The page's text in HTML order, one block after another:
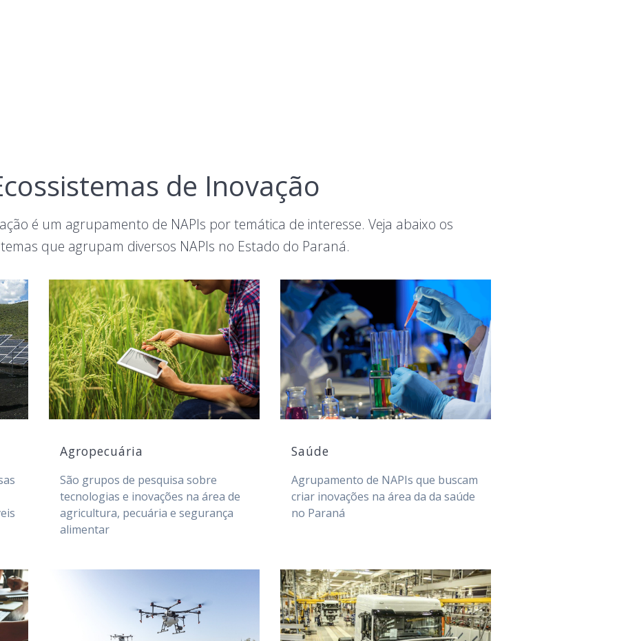
de Inovação
é um agrupamento de NAPIs por temática de interesse. Veja abaixo os
que agrupam diversos NAPIs no Estado do Paraná.
Agropecuária
São grupos de pesquisa sobre
tecnologias e inovações na área de
agricultura, pecuária e segurança
alimentar
Saúde
Agrupamento de NAPIs que buscam
criar inovações na área da da saúde
no Paraná